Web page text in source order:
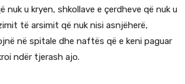
nuk u kryen, shkollave e çerdheve që nuk u
të arsimit që nuk nisi asnjëherë,
në spitale dhe naftës që e keni paguar
ndër tjerash ajo.